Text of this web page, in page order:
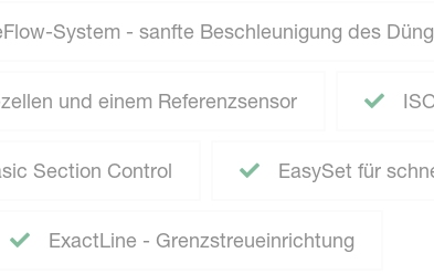
System - sanfte Beschleunigung des
und einem Referenzsensor
Section Control EasySet für
ExactLine - Grenzstreueinrichtung